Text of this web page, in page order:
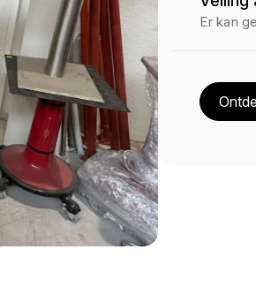
Er kan